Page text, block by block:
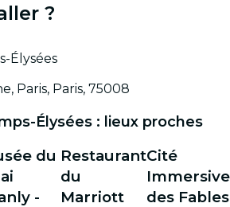
?
Élysées
Paris, Paris, 75008
Élysées : lieux proches
du
-
Restaurant
du
Marriott
Cité
Immersive
des Fables